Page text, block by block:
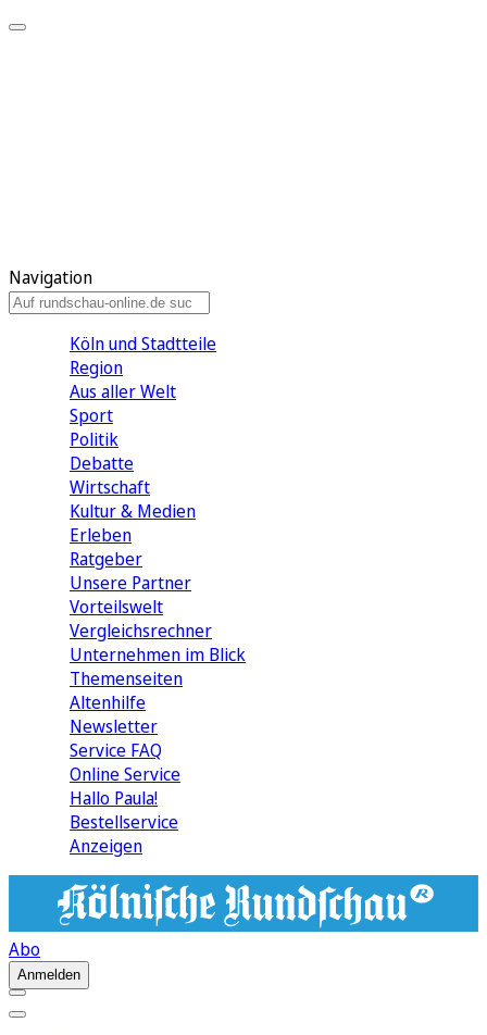
Navigation
Köln und Stadtteile
Region
Aus aller Welt
Sport
Politik
Debatte
Wirtschaft
Kultur & Medien
Erleben
Ratgeber
Unsere Partner
Vorteilswelt
Vergleichsrechner
Unternehmen im Blick
Themenseiten
Altenhilfe
Newsletter
Service FAQ
Online Service
Hallo Paula!
Bestellservice
Anzeigen
Abo
Anmelden